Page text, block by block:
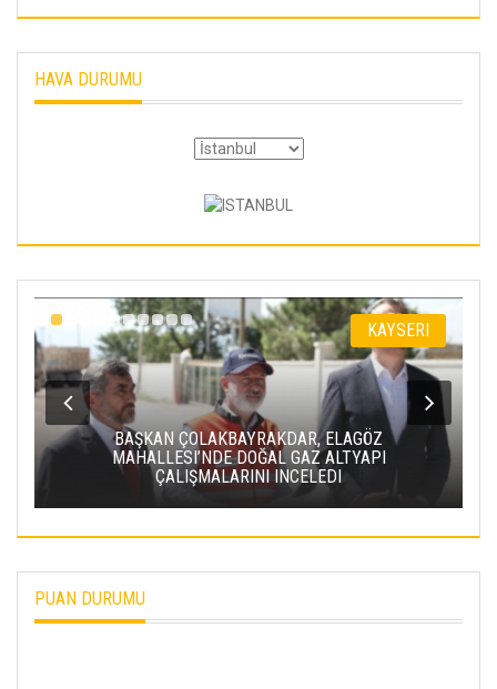
HAVA DURUMU
KAYSERI
BAŞKAN ÇOLAKBAYRAKDAR, ELAGÖZ
MAHALLESI’NDE DOĞAL GAZ ALTYAPI
ÇALIŞMALARINI INCELEDI
PUAN DURUMU